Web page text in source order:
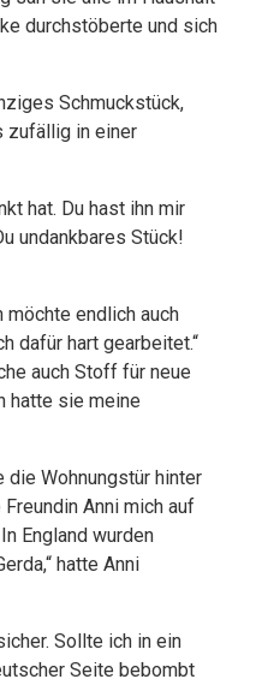
durchstöberte und sich
Schmuckstück,
zufällig in einer
hat. Du hast ihn mir
undankbares Stück!
möchte endlich auch
dafür hart gearbeitet.“
auch Stoff für neue
hatte sie meine
die Wohnungstür hinter
Anni mich auf
England wurden
hatte Anni
Sollte ich in ein
Seite bebombt